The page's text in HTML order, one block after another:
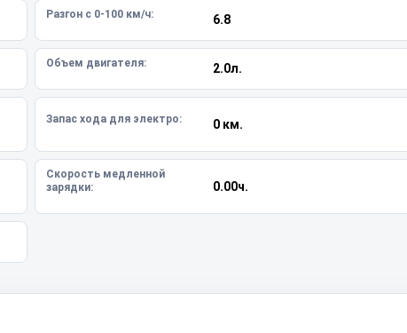
Разгон с 0-100 км/ч: 6.8
Объем двигателя: 2.0л.
Запас хода для электро: 0 км.
Скорость медленной
зарядки:
0.00ч.